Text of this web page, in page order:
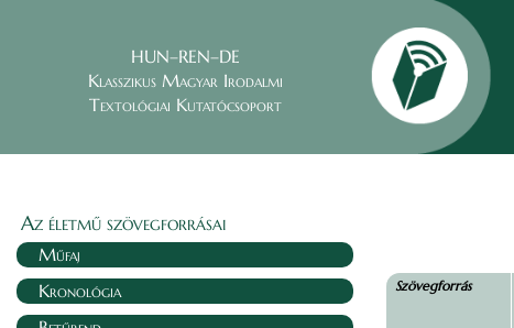
HUN–REN–DE
Klasszikus Magyar Irodalmi
Textológiai Kutatócsoport
Az életmű szövegforrásai
Műfaj
Kronológia
Szövegforrás